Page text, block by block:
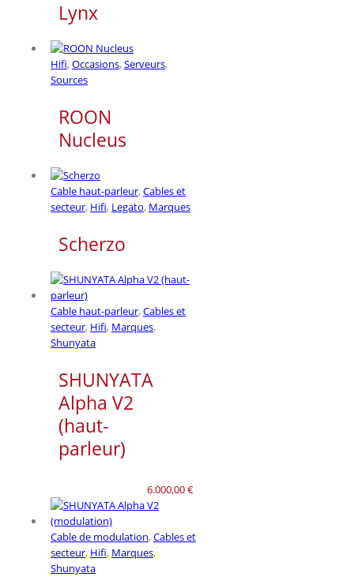
Lynx
Hifi,Occasions,Serveurs,
Sources
ROON
Nucleus
Cable haut-parleur,Cables et
secteur, Hifi, Legato, Marques
Scherzo
Cable haut-parleur,Cables et
secteur, Hifi, Marques,
Shunyata
SHUNYATA
Alpha V2
(haut-
parleur)
6.000,00€
Cable de modulation,Cables et
secteur, Hifi, Marques,
Shunyata